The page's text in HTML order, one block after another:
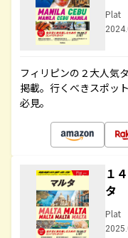
Plat
フィリピンの２大人気
掲載。行くべきスポッ
必見。
１
タ
Plat